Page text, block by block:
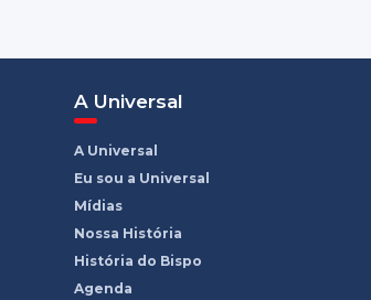
A Universal
A Universal
Eu sou a Universal
Mídias
Nossa História
História do Bispo
Agenda